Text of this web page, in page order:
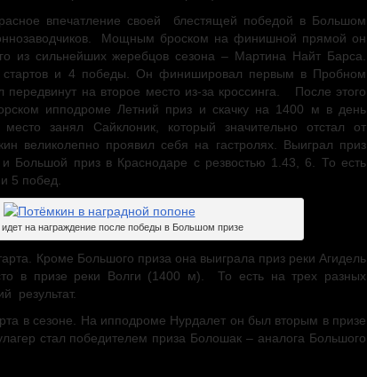
впечатление своей
блестящей победой в Большом
Мощным броском на финишной прямой он
из сильнейших жеребцов сезона – Мартина Найт Барса.
стартов и 4 победы. Он финишировал первым в Пробном
на второе место из-за кроссинга. После этого
ипподроме Летний приз и скачку на 1400 м в день
занял Сайклоник, который значительно отстал от
великолепно проявил себя на гастролях. Выиграл приз
Большой приз в Краснодаре с резвостью 1.43, 6. То есть
5 побед.
на награждение после победы в Большом призе
Кроме Большого приза она выиграла приз реки Агидель
в призе реки Волги (1400 м).
То есть на трех разных
результат.
в сезоне. На ипподроме Нурдалет он был вторым в призе
стал победителем приза Болошак – аналога Большого